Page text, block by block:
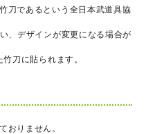
刀であるという全日本武道具協
、デザインが変更になる場合が
刀に貼られます。
おりません。